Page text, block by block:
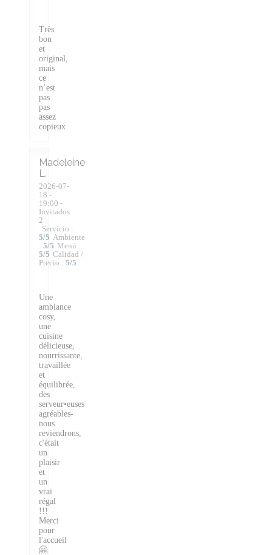
Très
bon
et
original,
mais
ce
n’est
pas
pas
assez
copieux
Madeleine
L
2026-07-
18 -
19:00 -
Invitados
2
Servicio :
5/5 Ambiente
: 5/5 Menú :
5/5 Calidad /
Precio : 5/5
Une
ambiance
cosy,
une
cuisine
délicieuse,
nourrissante,
travaillée
et
équilibrée,
des
serveur•euses
agréables-
nous
reviendrons,
c'était
un
plaisir
et
un
vrai
régal
!!!
Merci
pour
l'accueil
🤗